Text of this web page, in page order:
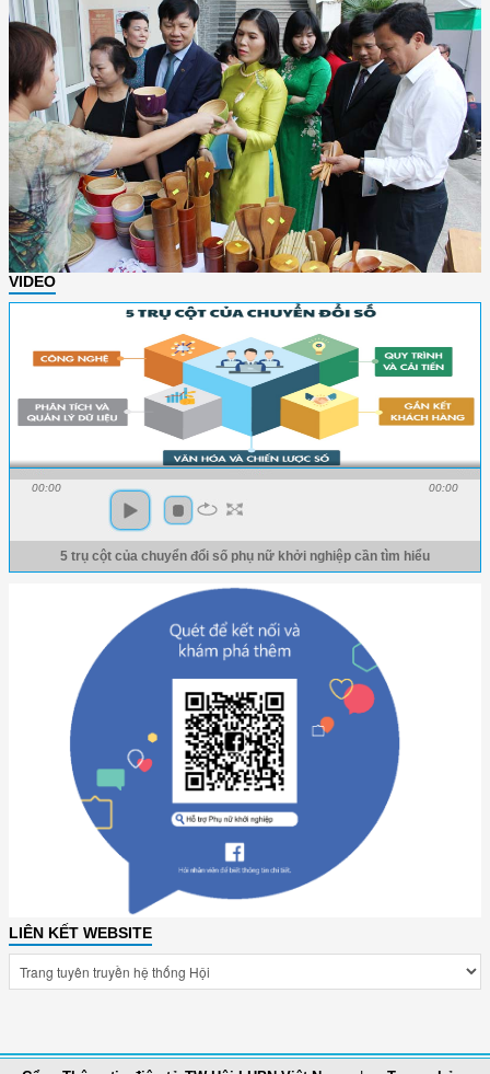
VIDEO
00:00 00:00
5 trụ cột của chuyển đổi số phụ nữ khởi nghiệp cần tìm hiểu
LIÊN KẾT WEBSITE